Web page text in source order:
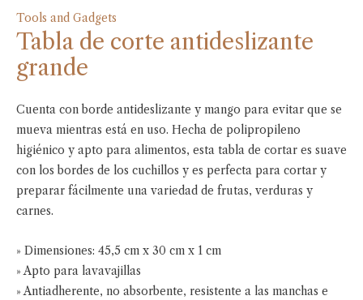
Tools and Gadgets
Tabla de corte antideslizante
grande
Cuenta con borde antideslizante y mango para evitar que se
mueva mientras está en uso. Hecha de polipropileno
higiénico y apto para alimentos, esta tabla de cortar es suave
con los bordes de los cuchillos y es perfecta para cortar y
preparar fácilmente una variedad de frutas, verduras y
carnes.
» Dimensiones: 45,5 cm x 30 cm x 1 cm
» Apto para lavavajillas
» Antiadherente, no absorbente, resistente a las manchas e